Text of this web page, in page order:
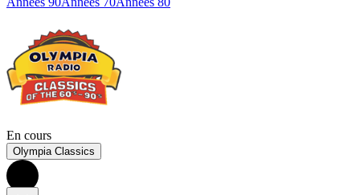
En cours
Olympia Classics